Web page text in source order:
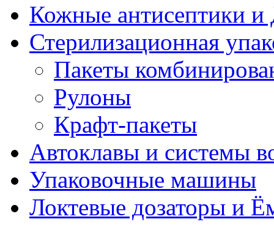
Кожные антисептики
Стерилизационная
Пакеты
Рулоны
Крафт-пакеты
Автоклавы и системы
Упаковочные машины
Локтевые дозаторы и